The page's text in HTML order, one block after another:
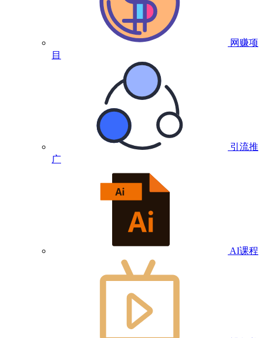
网赚项
目
引流推
广
AI课程